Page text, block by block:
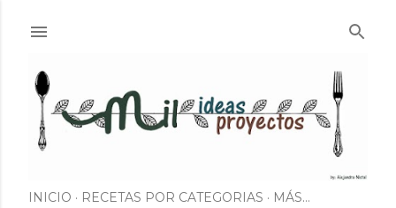
INICIO RECETAS POR CATEGORIAS MÁS…